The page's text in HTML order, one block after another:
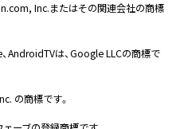
Inc.またはその関連会社の商標
AndroidTVは、Google LLCの商標で
の商標です。